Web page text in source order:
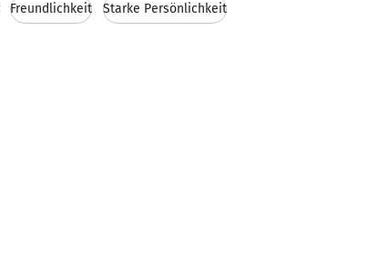
Freundlichkeit Starke Persönlichkeit